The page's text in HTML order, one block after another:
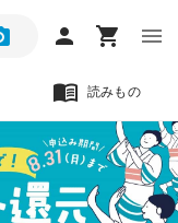
読みもの